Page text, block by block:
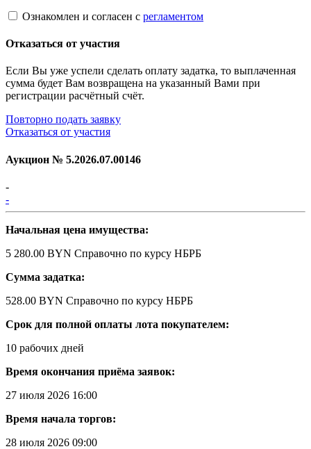
Ознакомлен и согласен с регламентом
Отказаться от участия
Если Вы уже успели сделать оплату задатка, то выплаченная
сумма будет Вам возвращена на указанный Вами при
регистрации расчётный счёт.
Повторно подать заявку
Отказаться от участия
Аукцион № 5.2026.07.00146
-
-
Начальная цена имущества:
5 280.00 BYN Справочно по курсу НБРБ
Сумма задатка:
528.00 BYN Справочно по курсу НБРБ
Срок для полной оплаты лота покупателем:
10 рабочих дней
Время окончания приёма заявок:
27 июля 2026 16:00
Время начала торгов:
28 июля 2026 09:00